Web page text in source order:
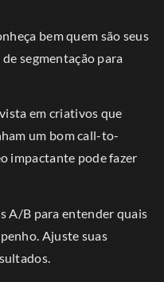
bem quem são seus
segmentação para
em criativos que
um bom call-to-
impactante pode fazer
A/B para entender quais
Ajuste suas